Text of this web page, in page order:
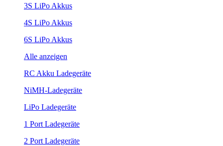
3S LiPo Akkus
4S LiPo Akkus
6S LiPo Akkus
Alle anzeigen
RC Akku Ladegeräte
NiMH-Ladegeräte
LiPo Ladegeräte
1 Port Ladegeräte
2 Port Ladegeräte